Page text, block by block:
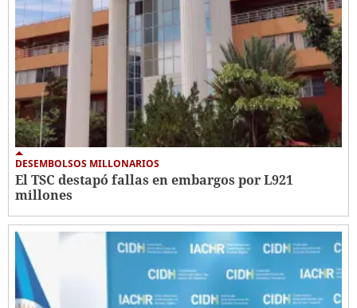
DESEMBOLSOS MILLONARIOS
El TSC destapó fallas en embargos por L921
millones